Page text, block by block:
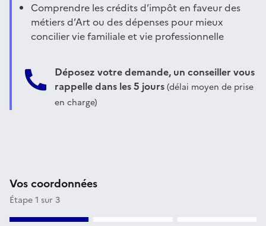
Comprendre les crédits d’impôt en faveur des
métiers d’Art ou des dépenses pour mieux
concilier vie familiale et vie professionnelle
Déposez votre demande, un conseiller vous
rappelle dans les 5 jours(délai moyen de prise
en charge)
Étape 1 sur 3
Vos coordonnées